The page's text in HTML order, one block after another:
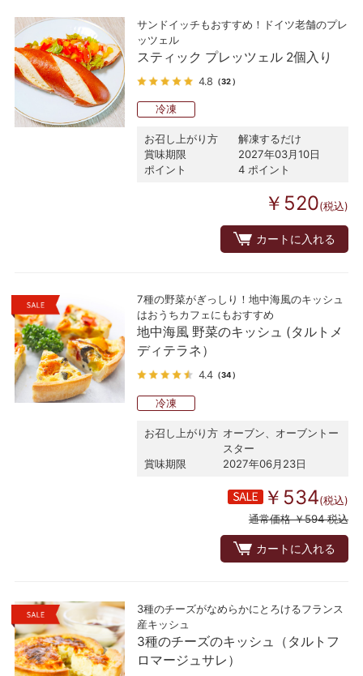
サンドイッチもおすすめ！ドイツ老舗のプレ
ッツェル
スティック プレッツェル 2個入り
4.8 （32）
冷凍
お召し上がり方
解凍するだけ
賞味期限
2027年03月10日
ポイント
4 ポイント
￥520(税込)
カートに入れる
7種の野菜がぎっしり！地中海風のキッシュ
はおうちカフェにもおすすめ
地中海風 野菜のキッシュ (タルトメ
ディテラネ）
4.4 （34）
冷凍
お召し上がり方 オーブン、オーブントー
スター
賞味期限
2027年06月23日
￥534(税込)
通常価格 ￥594 税込
カートに入れる
3種のチーズがなめらかにとろけるフランス
産キッシュ
3種のチーズのキッシュ（タルトフ
ロマージュサレ）